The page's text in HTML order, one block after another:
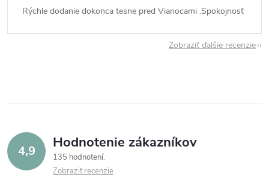
Rýchle dodanie dokonca tesne pred Vianocami .Spokojnosť
Zobraziť ďalšie recenzie
4,9 Hodnotenie zákazníkov
135 hodnotení
Zobraziť recenzie